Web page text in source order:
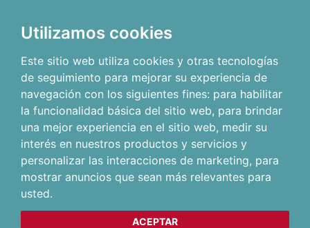
Utilizamos cookies
Este sitio web utiliza cookies y otras tecnologías
de seguimiento para mejorar su experiencia de
navegación con los siguientes fines: para habilitar
la funcionalidad básica del sitio web, para brindar
una mejor experiencia en el sitio web, medir su
interés en nuestros productos y servicios y
personalizar las interacciones de marketing, para
mostrar anuncios que sean más relevantes para
usted.
ACEPTAR